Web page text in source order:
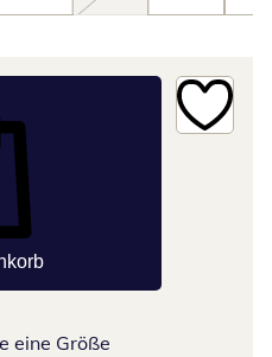
eine Größe